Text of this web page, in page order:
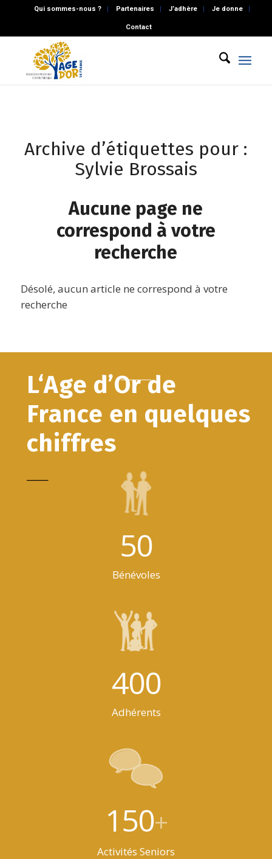
Qui sommes-nous ? Partenaires J’adhère Je donne
Contact
Archive d’étiquettes pour :
Sylvie Brossais
Aucune page ne
correspond à votre
recherche
Désolé, aucun article ne correspond à votre
recherche
L‘Age d’Or de
France en quelques
chiffres
50
Bénévoles
400
Adhérents
150+
Activités Seniors